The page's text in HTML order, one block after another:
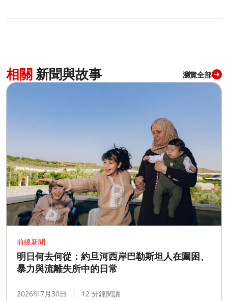
相關 新聞與故事 瀏覽全部
前線新聞
明日何去何從：約旦河西岸巴勒斯坦人在圍困、
暴力與流離失所中的日常
2026年7月30日 12 分鐘閱讀